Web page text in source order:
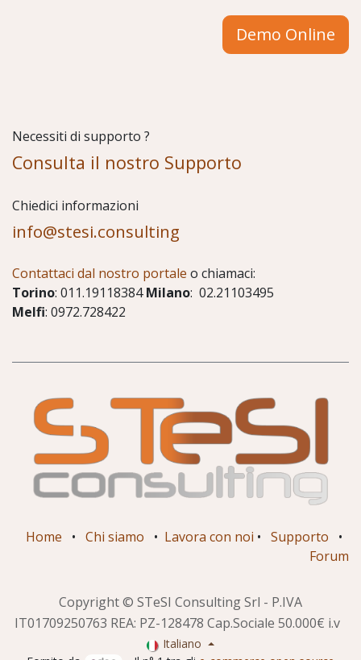
Demo Online
Necessiti di supporto ?
Consulta il nostro Supporto
Chiedici informazioni
info@stesi.consulting
Contattaci dal nostro portale o chiamaci:
Torino: 011.19118384Milano: 02.21103495
Melfi: 0972.728422
Home • Chi siamo • Lavora con noi • Supporto
•
Forum
Copyright © STeSI Consulting Srl - P.IVA
IT01709250763 REA: PZ-128478 Cap.Sociale 50.000€ i.v
Italiano